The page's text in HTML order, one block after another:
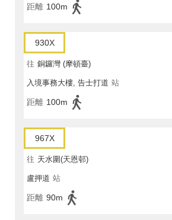
距離 100m
930X
往 銅鑼灣 (摩頓臺)
入境事務大樓, 告士打道 站
距離 100m
967X
往 天水圍(天恩邨)
盧押道 站
距離 90m